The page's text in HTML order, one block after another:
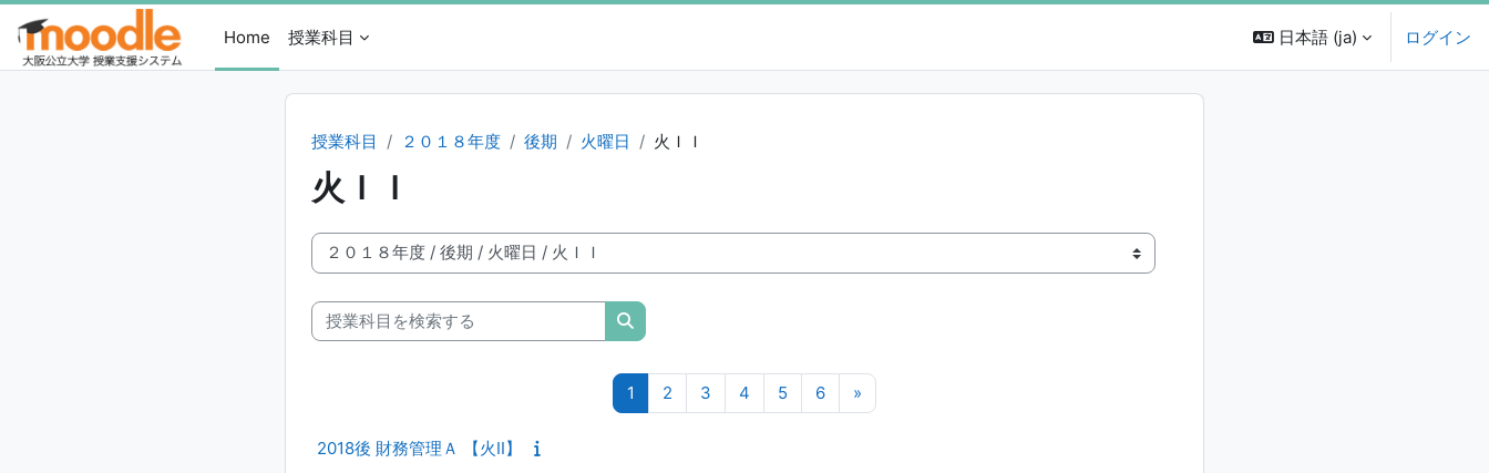
メインコンテンツへスキップする
Home
授業科目 日本語 ‎(ja)‎ ログイン
授業科目 ２０１８年度 後期 火曜日 火ＩＩ
火ＩＩ
授業科目カテゴリ
授業科目を検索する
授業科目を検索する
1 ページ 1
2 ページ 2
3 ページ 3
4 ページ 4
5 ページ 5
6ページ 6
»
2018後 財務管理Ａ 【火II】